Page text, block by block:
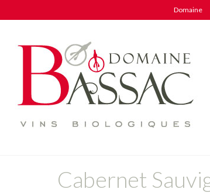
Domaine
Cabernet